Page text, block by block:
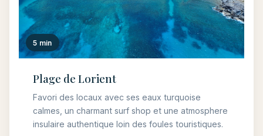
5 min
Plage de Lorient
Favori des locaux avec ses eaux turquoise
calmes, un charmant surf shop et une atmosphere
insulaire authentique loin des foules touristiques.